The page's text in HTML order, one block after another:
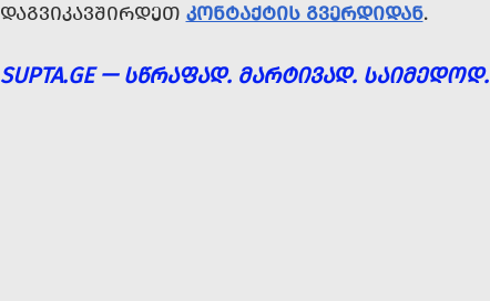
ᲓᲐᲒᲕᲘᲙᲐᲕᲨᲘᲠᲓᲔᲗ ᲙᲝᲜᲢᲐᲥᲢᲘᲡ ᲒᲕᲔᲠᲓᲘᲓᲐᲜ.
SUPTA.GE — ᲡᲬᲠᲐᲤᲐᲓ. ᲛᲐᲠᲢᲘᲕᲐᲓ. ᲡᲐᲘᲛᲔᲓᲝᲓ.